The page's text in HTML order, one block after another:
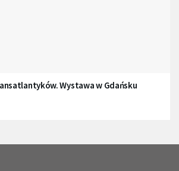
Wystawa w Gdańsku